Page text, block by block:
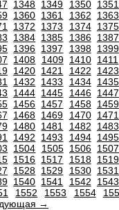
1348 1349 1350 1351
1360 1361 1362
1363
1372 1373 1374 1375
1384 1385 1386 1387
1396 1397 1398 1399
1408 1409 1410 1411
1420 1421 1422
1423
1432 1433 1434 1435
1444 1445 1446 1447
1456 1457 1458 1459
1468 1469 1470 1471
1480 1481 1482
1483
1492 1493 1494 1495
1504 1505 1506 1507
1516 1517 1518 1519
1528 1529 1530 1531
1540 1541 1542
1543
1552 1553 1554
→